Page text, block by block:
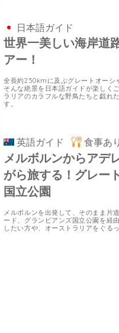
日本語ガイド
世界一美しい海岸道
アー！
全長約250kmに及ぶグレートオーシ
そんな絶景を日本語ガイドが楽しく
ラリアのカラフルな野鳥たちと戯れ
す。
英語ガイド 食事あり
メルボルンからアデ
がら旅する！グレー
国立公園
メルボルンを出発して、そのまま片
ード、グランピアンズ国立公園を経
したい方や、オーストラリアをぐる